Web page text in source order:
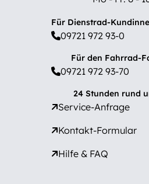
Für Dienstrad-
09721 972 93-0
Für den Fahrrad-
09721 972 93-70
24 Stunden rund
Service-Anfrage
Kontakt-Formular
Hilfe & FAQ